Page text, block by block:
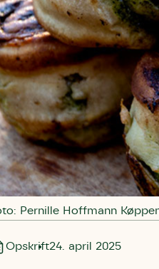
Pernille Hoffmann
Opskrift24. april 2025